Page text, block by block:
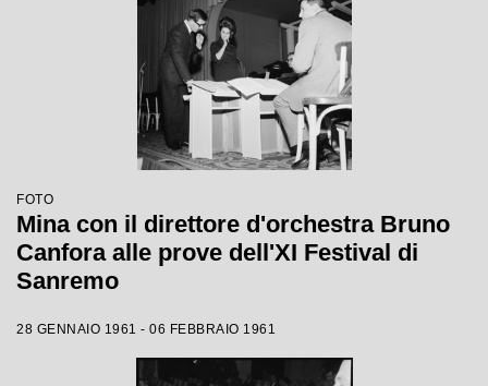
FOTO
Mina con il direttore d'orchestra Bruno
Canfora alle prove dell'XI Festival di
Sanremo
28 GENNAIO 1961 - 06 FEBBRAIO 1961